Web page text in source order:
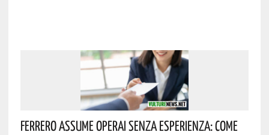
Ferrero Assume Operai Senza Esperienza: Come